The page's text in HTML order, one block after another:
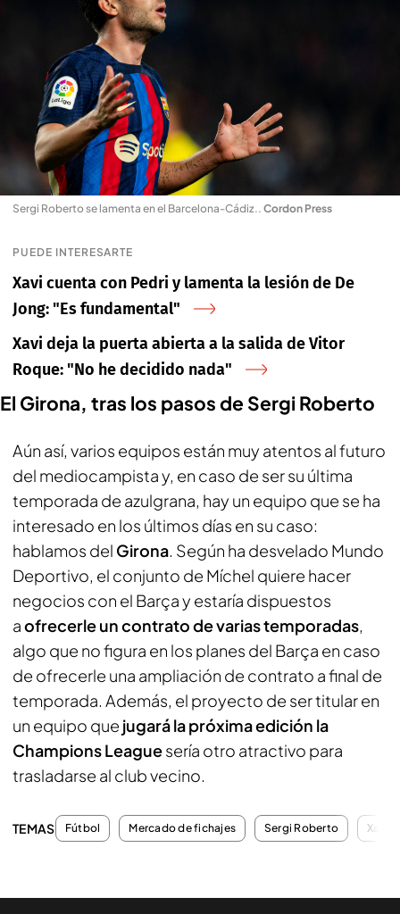
Sergi Roberto se lamenta en el Barcelona-Cádiz.. Cordon Press
PUEDE INTERESARTE
Xavi cuenta con Pedri y lamenta la lesión de De
Jong: "Es fundamental"
Xavi deja la puerta abierta a la salida de Vitor
Roque: "No he decidido nada"
El Girona, tras los pasos de Sergi Roberto
Aún así, varios equipos están muy atentos al futuro
del mediocampista y, en caso de ser su última
temporada de azulgrana, hay un equipo que se ha
interesado en los últimos días en su caso:
hablamos del Girona. Según ha desvelado Mundo
Deportivo, el conjunto de Míchel quiere hacer
negocios con el Barça y estaría dispuestos
aofrecerle un contrato de varias temporadas,
algo que no figura en los planes del Barça en caso
de ofrecerle una ampliación de contrato a final de
temporada. Además, el proyecto de ser titular en
un equipo que jugará la próxima edición la
Champions Leaguesería otro atractivo para
trasladarse al club vecino.
TEMAS Fútbol Mercado de fichajes Sergi Roberto Xavi